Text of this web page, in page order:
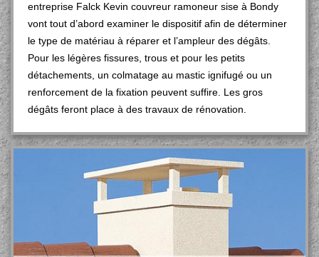
entreprise Falck Kevin couvreur ramoneur sise à Bondy
vont tout d’abord examiner le dispositif afin de déterminer
le type de matériau à réparer et l’ampleur des dégâts.
Pour les légères fissures, trous et pour les petits
détachements, un colmatage au mastic ignifugé ou un
renforcement de la fixation peuvent suffire. Les gros
dégâts feront place à des travaux de rénovation.